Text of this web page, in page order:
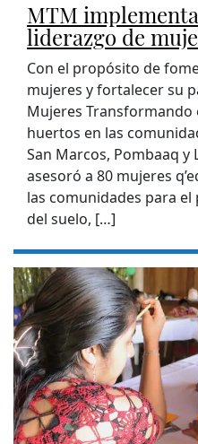
MTM
liderazgo de
Con el propósito de
mujeres y fortalecer su
Mujeres
huertos en las
San Marcos, Pombaaq y
asesoró a 80 mujeres
las comunidades para
del suelo, […]